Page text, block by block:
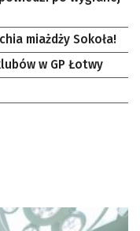
miażdży Sokoła!
w GP Łotwy